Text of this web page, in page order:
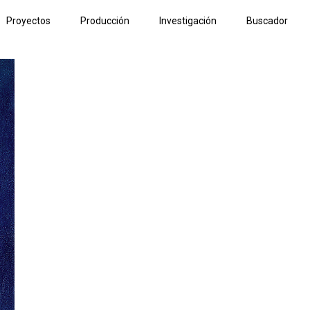
Proyectos Producción Investigación Buscador